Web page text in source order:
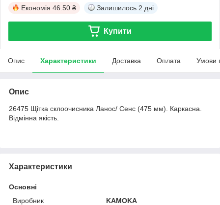
Економія 46.50 ₴ Залишилось 2 дні
Купити
Опис Характеристики Доставка Оплата Умови
Опис
26475 Щітка склоочисника Ланос/ Сенс (475 мм). Каркасна.
Відмінна якість.
Характеристики
Основні
Виробник
KAMOKA